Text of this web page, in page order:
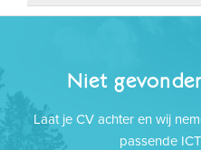
Niet
Laat je CV achter en wij
passende